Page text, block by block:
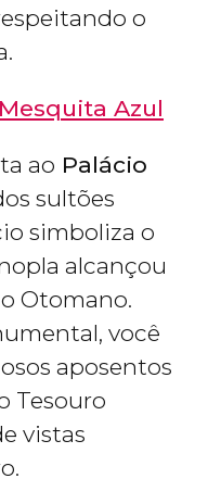
o
Azul
ao Palácio
sultões
simboliza o
alcançou
Otomano.
você
aposentos
Tesouro
vistas